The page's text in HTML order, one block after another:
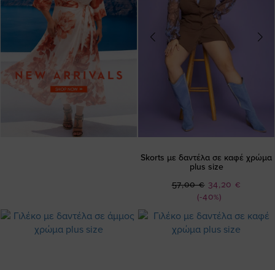
Skorts με δαντέλα σε καφέ χρώμα
plus size
(-40%)
Ειδική
Τιμή
34,20 €
57,00 €